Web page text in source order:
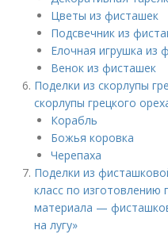
Цветы из фисташек
Подсвечник из
Елочная игрушка из
Венок из фисташек
Поделки из скорлупы
скорлупы грецкого
Корабль
Божья коровка
Черепаха
Поделки из
класс по изготовлению
материала —
на лугу»